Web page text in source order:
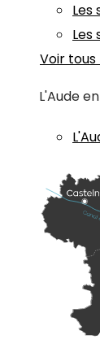
Les
Les
Voir
L'Aude